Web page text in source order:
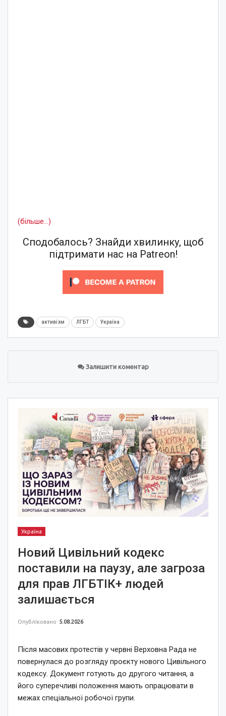
(більше…)
Сподобалось? Знайди хвилинку, щоб
підтримати нас на Patreon!
активізм ЛГБТ Україна
Залишити коментар
Україна
Новий Цивільний кодекс
поставили на паузу, але загроза
для прав ЛГБТІК+ людей
залишається
Опубліковано 5.08.2026
Після масових протестів у червні Верховна Рада не
повернулася до розгляду проєкту нового Цивільного
кодексу. Документ готують до другого читання, а
його суперечливі положення мають опрацювати в
межах спеціальної робочої групи.